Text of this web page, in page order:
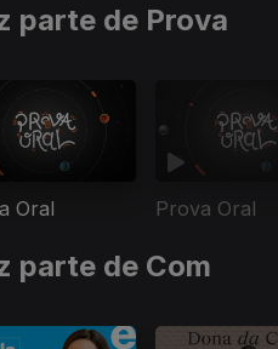
parte de Prova
Oral Prova Oral
parte de Com